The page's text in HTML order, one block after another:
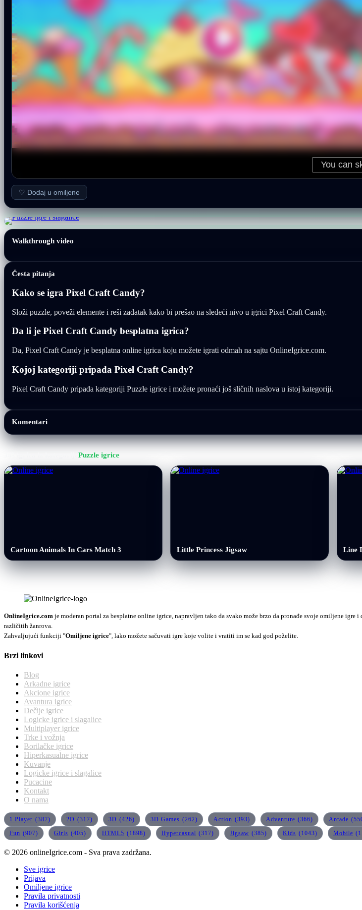
♡ Dodaj u omiljene
Walkthrough video
Česta pitanja
Kako se igra Pixel Craft Candy?
Složi puzzle, poveži elemente i reši zadatak kako bi prešao na sledeći nivo u igrici Pixel Craft Candy.
Da li je Pixel Craft Candy besplatna igrica?
Da, Pixel Craft Candy je besplatna online igrica koju možete igrati odmah na sajtu OnlineIgrice.com.
Kojoj kategoriji pripada Pixel Craft Candy?
Pixel Craft Candy pripada kategoriji Puzzle igrice i možete pronaći još sličnih naslova u istoj kategoriji.
Komentari
Puzzle igrice
Cartoon Animals In Cars Match 3 Little Princess Jigsaw Line
OnlineIgrice.com je moderan portal za besplatne online igrice, napravljen tako da svako može brzo da pronađe svoje omiljene
različitih žanrova.
Zahvaljujući funkciji "Omiljene igrice", lako možete sačuvati igre koje volite i vratiti im se kad god poželite.
Brzi linkovi
Blog
Arkadne igrice
Akcione igrice
Avantura igrice
Dečije igrice
Logicke igrice i slagalice
Multiplayer igrice
Trke i vožnja
Borilačke igrice
Hiperkasualne igrice
Kuvanje
Logicke igrice i slagalice
Pucacine
Kontakt
O nama
1 Player (387) 2D (317) 3D (426) 3D Games (262) Action (393) Adventure (366) Arcade
Fun (907) Girls (405) HTML5 (1898) Hypercasual (317) Jigsaw (385) Kids (1043) Mobile
© 2026 onlineIgrice.com - Sva prava zadržana.
Sve igrice
Prijava
Omiljene igrice
Pravila privatnosti
Pravila korišćenja